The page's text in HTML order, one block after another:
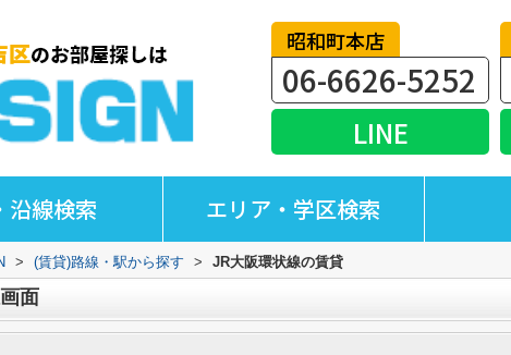
昭和町本店
06-6626-5252
LINE
沿線検索 エリア・学区検索
> (賃貸)路線・駅から探す > JR大阪環状線の賃貸
面